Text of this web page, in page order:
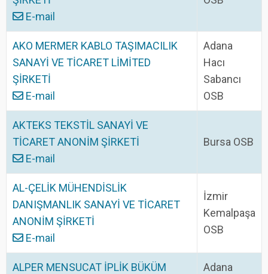
E-mail
AKO MERMER KABLO TAŞIMACILIK
SANAYİ VE TİCARET LİMİTED
ŞİRKETİ
E-mail
Adana
Hacı
Sabancı
OSB
AKTEKS TEKSTİL SANAYİ VE
TİCARET ANONİM ŞİRKETİ
E-mail
Bursa OSB
AL-ÇELİK MÜHENDİSLİK
DANIŞMANLIK SANAYİ VE TİCARET
ANONİM ŞİRKETİ
E-mail
İzmir
Kemalpaşa
OSB
ALPER MENSUCAT İPLİK BÜKÜM
Adana